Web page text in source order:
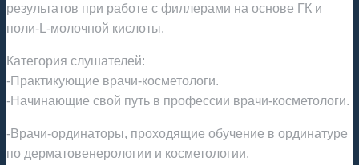
результатов при работе с филлерами на основе ГК и
поли-L-молочной кислоты.
Категория слушателей:
-Практикующие врачи-косметологи.
-Начинающие свой путь в профессии врачи-косметологи.
-Врачи-ординаторы, проходящие обучение в ординатуре
по дерматовенерологии и косметологии.